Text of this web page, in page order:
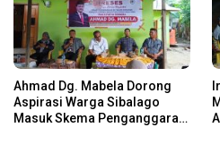
Ahmad Dg. Mabela Dorong
Aspirasi Warga Sibalago
Masuk Skema Penganggaran